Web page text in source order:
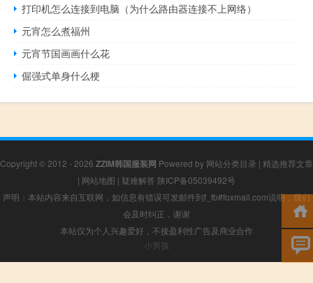
打印机怎么连接到电脑（为什么路由器连接不上网络）
元宵怎么煮福州
元宵节国画画什么花
倔强式单身什么梗
Copyright © 2012 - 2026 ZZIM韩国服装网 Powered by 网站分类目录 | 精选推荐文章
| 网站地图 | 疑难解答 陕ICP备05039492号
声明：本站内容来自互联网，如信息有错误可发邮件到f_fb#foxmail.com说明，我们
会及时纠正，谢谢
本站仅为个人兴趣爱好，不接盈利性广告及商业合作
小男孩